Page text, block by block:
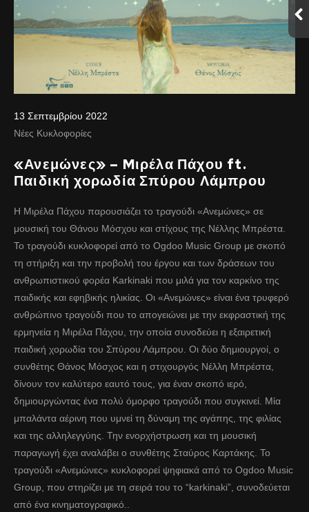
13 Σεπτεμβρίου 2022
Νέες Κυκλοφορίες
«Ανεμώνες» – Mιρέλα Πάχου ft.
Παιδική χορωδία Σπύρου Λάμπρου
Η Μιρέλα Πάχου παρουσιάζει το τραγούδι «Ανεμώνες» σε
μουσική του Θάνου Μόσχου και στίχους της Νέλλης Μπρέστα.
Το τραγούδι κυκλοφορεί από το Ogdoo Music Group με σκοπό
τη στήριξη και την προβολή του έργου και των δράσεων του
ανθρωπιστικού φορέα Karkinaki που μιλά για τον καρκίνο της
παιδικής και εφηβικής ηλικίας. Οι «Ανεμώνες» είναι ένα τρυφερό
ανθρώπινο τραγούδι που το απογειώνει με την εκφραστική της
ερμηνεία η Μιρέλα Πάχου, την οποία συνοδεύει η εξαιρετική
παιδική χορωδία του Σπύρου Λάμπρου. Οι δύο δημιουργοί, ο
συνθέτης Θάνος Μόσχος και η στιχουργός Νέλλη Μπρέστα,
δίνουν τον καλύτερο εαυτό τους, για έναν σκοπό ιερό,
δημιουργώντας ένα πολύ όμορφο τραγούδι που συγκινεί. Μία
μπαλάντα αέρινη που υμνεί τη δύναμη της αγάπης, της φιλίας
και της αλληλεγγύης. Την ενορχήστρωση και τη μουσική
παραγωγή έχει αναλάβει ο συνθέτης Σταύρος Καρτάκης. Το
τραγούδι «Ανεμώνες» κυκλοφορεί ψηφιακά από το Ogdoo Music
Group, που στηρίζει με τη σειρά του το “karkinaki”, συνοδεύεται
από ένα κινηματογραφικό..